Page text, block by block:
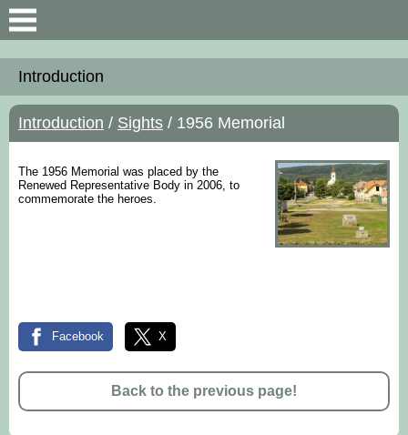
Search
Introduction
General Information
Map an data
Introduction
Introduction / Sights / 1956 Memorial
The 1956 Memorial was placed by the
Renewed Representative Body in 2006, to
commemorate the heroes.
Facebook X
Back to the previous page!